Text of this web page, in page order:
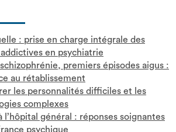
: prise en charge intégrale des
en psychiatrie
premiers épisodes aigus :
au rétablissement
les personnalités difficiles et les
complexes
l’hôpital général : réponses soignantes
psychique